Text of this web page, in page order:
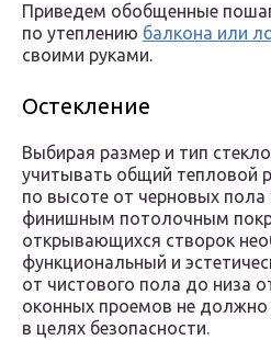
Приведем обобщенные
по утеплению балкона или
своими руками.
Остекление
Выбирая размер и тип
учитывать общий тепловой
по высоте от черновых
финишным потолочным
открывающихся створок
функциональный и
от чистового пола до низа
оконных проемов не
в целях безопасности.